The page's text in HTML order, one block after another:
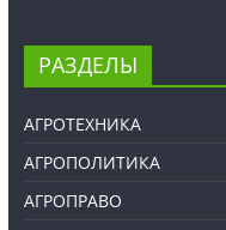
РАЗДЕЛЫ
АГРОТЕХНИКА
АГРОПОЛИТИКА
АГРОПРАВО